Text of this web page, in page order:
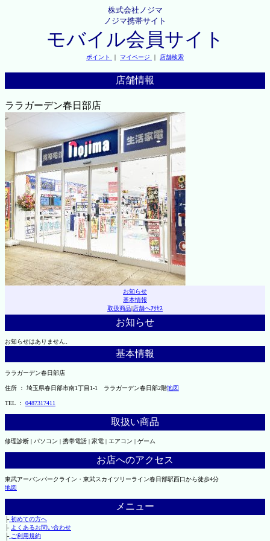
株式会社ノジマ
ノジマ携帯サイト
モバイル会員サイト
ポイント ｜ マイページ ｜ 店舗検索
店舗情報
ララガーデン春日部店
お知らせ
基本情報
取扱商品|店舗へｱｸｾｽ
お知らせ
お知らせはありません。
基本情報
ララガーデン春日部店
住所 ： 埼玉県春日部市南1丁目1-1 ララガーデン春日部2階地図
TEL ： 0487317411
取扱い商品
修理診断 | パソコン | 携帯電話 | 家電 | エアコン | ゲーム
お店へのアクセス
東武アーバンパークライン・東武スカイツリーライン春日部駅西口から徒歩4分
地図
メニュー
├初めての方へ
├ よくあるお問い合わせ
├ご利用規約